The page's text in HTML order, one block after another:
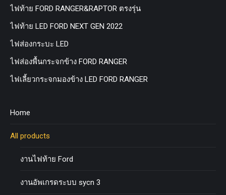
ไฟท้าย FORD RANGER&RAPTOR ตรงรุ่น
ไฟท้าย LED FORD NEXT GEN 2022
ไฟส่องกระบะ LED
ไฟส่องพื้นกระจกข้าง FORD RANGER
ไฟเลี้ยวกระจกมองข้าง LED FORD RANGER
Home
All products
งานไฟท้าย Ford
งานอัพเกรดระบบ sycn 3